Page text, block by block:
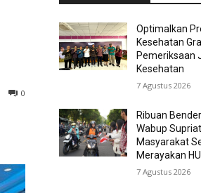
0
Optimalkan
Kesehatan
Pemeriksaan
Kesehatan
7 Agustus 2026
Ribuan
Wabup
Masyarakat
Merayakan
7 Agustus 2026